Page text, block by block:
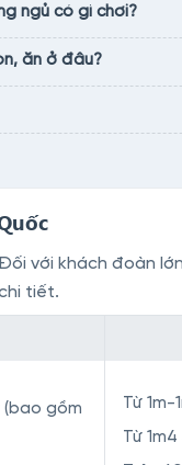
ngủ có gì chơi?
ăn ở đâu?
với khách đoàn
tiết.
(bao gồm
Từ 1m-
Từ 1m4